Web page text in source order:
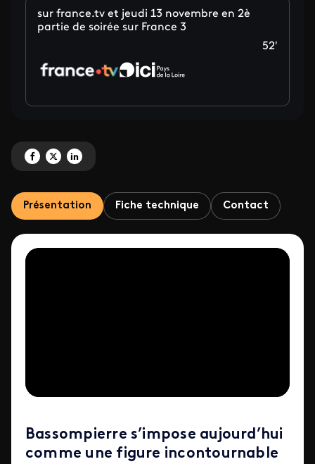
sur france.tv et jeudi 13 novembre en 2è
partie de soirée sur France 3
52'
Partagez 'Bassompierre, l'esprit animal ' sur Facebook
Partagez 'Bassompierre, l'esprit animal ' sur X
Partagez 'Bassompierre, l'esprit animal ' sur LinkedIn
Présentation Fiche technique Contact
Bassompierre s’impose aujourd’hui
comme une figure incontournable